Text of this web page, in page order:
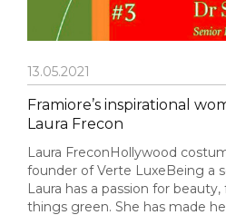
13.05.2021
Framiore’s inspirational
Laura Frecon
Laura FreconHollywood
founder of Verte LuxeBeing a
Laura has a passion for beauty,
things green. She has made